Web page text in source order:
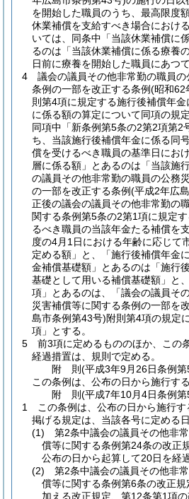
を開始した職員のうち、最高限度
休業補償を支給すべき場合におけ
いては、同条中「当該休業補償に
るのは「当該休業補償に係る療養
日前に療養を開始した職員にあつ
4
議会の議員その他非常勤の職員
条例の一部を改正する条例(昭和62
則第4項に規定する施行後補償年
に係る額の算定について同項の規
同項中「新条例第5条の2第2項第2
ち、当該施行後補償年金に係る同
償を受けるべき職員の基準日にお
層に係る額」とあるのは「当該施
の議員その他非常勤の職員の公務
の一部を改正する条例(平成2年広
正後の議会の議員その他非常勤の
関する条例第5条の2第1項に規定
るべき職員の当該年金たる補償を
度の4月1日における年齢に応じて
定める額」と、「施行後補償年金
金補償基礎額」とあるのは「施行
基礎として用いる補償基礎額」と
項」とあるのは、「議会の議員そ
災害補償等に関する条例の一部を
島市条例第43号)附則第4項の規定
項」とする。
5
前3項に定めるもののほか、この
経過措置は、規則で定める。
附 則(平成3年9月26日条例第
この条例は、公布の日から施行する
附 則(平成7年10月4日条例
1
この条例は、公布の日から施行す
掲げる規定は、当該各号に定める
(1)
第2条中議会の議員その他非
償等に関する条例第24条の改正
公布の日から起算して20日を経
(2)
第2条中議会の議員その他非
償等に関する条例第6条の改正
加える改正規定、第12条第1項